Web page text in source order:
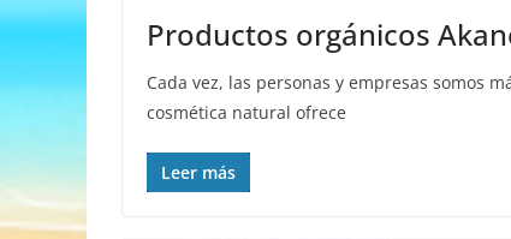
Productos orgánicos
Cada vez, las personas y empresas somos
cosmética natural ofrece
Leer más